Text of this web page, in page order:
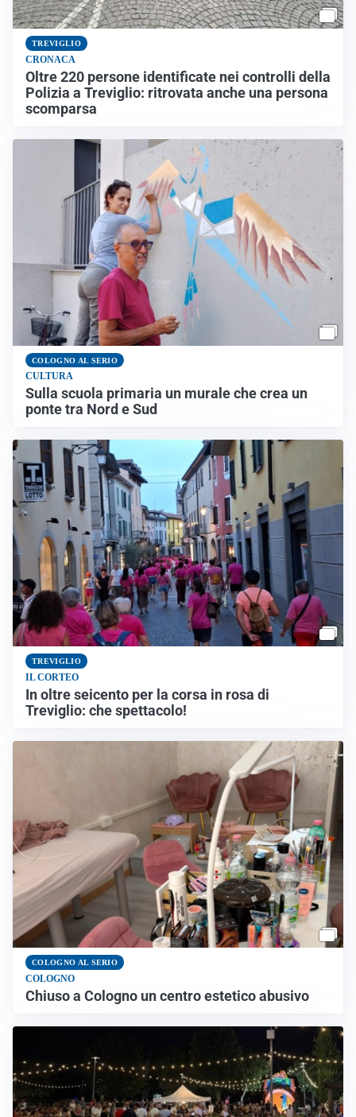
TREVIGLIO
CRONACA
Oltre 220 persone identificate nei controlli della
Polizia a Treviglio: ritrovata anche una persona
scomparsa
COLOGNO AL SERIO
CULTURA
Sulla scuola primaria un murale che crea un
ponte tra Nord e Sud
TREVIGLIO
IL CORTEO
In oltre seicento per la corsa in rosa di
Treviglio: che spettacolo!
COLOGNO AL SERIO
COLOGNO
Chiuso a Cologno un centro estetico abusivo